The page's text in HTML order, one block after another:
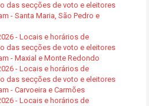
das secções de voto e eleitores
- Santa Maria, São Pedro e
- Locais e horários de
das secções de voto e eleitores
- Maxial e Monte Redondo
- Locais e horários de
das secções de voto e eleitores
- Carvoeira e Carmões
- Locais e horários de